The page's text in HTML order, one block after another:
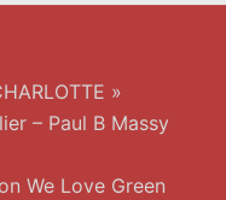
»
– Paul B Massy
We Love Green